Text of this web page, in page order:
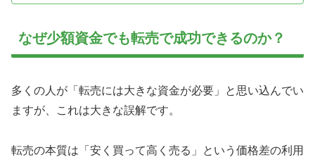
なぜ少額資金でも転売で成功できるのか？
多くの人が「転売には大きな資金が必要」と思い込んでい
ますが、これは大きな誤解です。
転売の本質は「安く買って高く売る」という価格差の利用